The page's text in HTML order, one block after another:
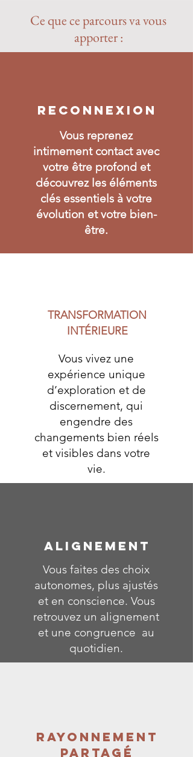
Ce que ce parcours va vous
apporter :
RECONNEXION
Vous reprenez
intimement contact avec
votre être profond et
découvrez les éléments
clés essentiels à votre
évolution et votre bien-
être.
TRANSFORMATION
INTÉRIEURE
Vous vivez une
expérience unique
d’exploration et de
discernement, qui
engendre des
changements bien réels
et visibles dans votre
vie.
ALIGNEMENT
Vous faites des choix
autonomes, plus ajustés
et en conscience. Vous
retrouvez un alignement
et une congruence au
quotidien.
RAYONNEMENT
PARTAGÉ